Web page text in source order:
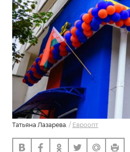
Татьяна Лазарева. / Евроопт